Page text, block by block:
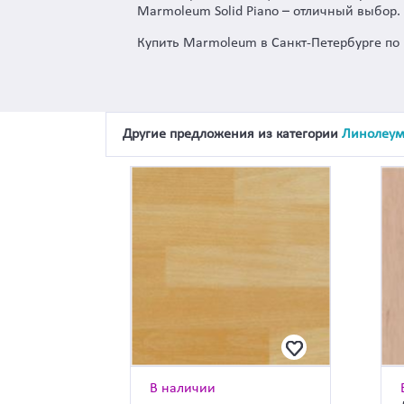
Marmoleum Solid Piano – отличный выбор.
Купить Marmoleum в Санкт-Петербурге
Другие предложения из категории Линолеум
В наличии